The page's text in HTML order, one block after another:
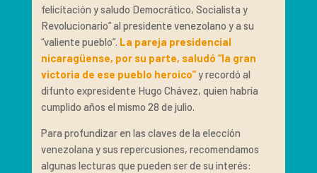
felicitación y saludo Democrático, Socialista y
Revolucionario” al presidente venezolano y a su
“valiente pueblo”. La pareja presidencial
nicaragüense, por su parte, saludó “la gran
victoria de ese pueblo heroico”y recordó al
difunto expresidente Hugo Chávez, quien habría
cumplido años el mismo 28 de julio.
Para profundizar en las claves de la elección
venezolana y sus repercusiones, recomendamos
algunas lecturas que pueden ser de su interés: